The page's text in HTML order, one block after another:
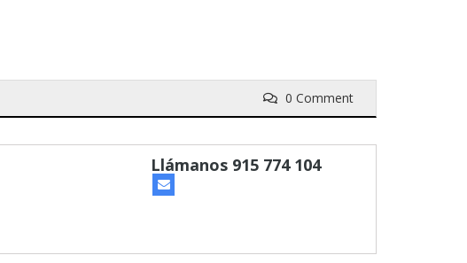
0 Comment